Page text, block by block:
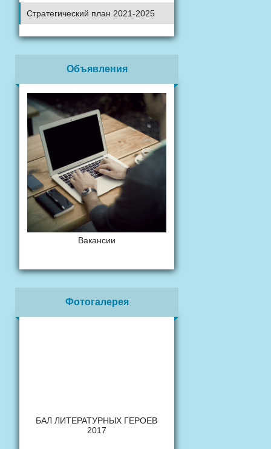
Стратегический план 2021-2025
Объявления
Вакансии
Фотогалерея
БАЛ ЛИТЕРАТУРНЫХ ГЕРОЕВ
2017